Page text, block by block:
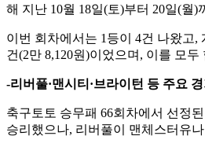
해 지난 10월 18일(토)부터 20일(월
이번 회차에서는 1등이 4건 나왔고,
건(2만 8,120원)이었으며, 이를 모
-리버풀·맨시티·브라이턴 등 주요
축구토토 승무패 66회차에서 선정
승리했으나, 리버풀이 맨체스터유